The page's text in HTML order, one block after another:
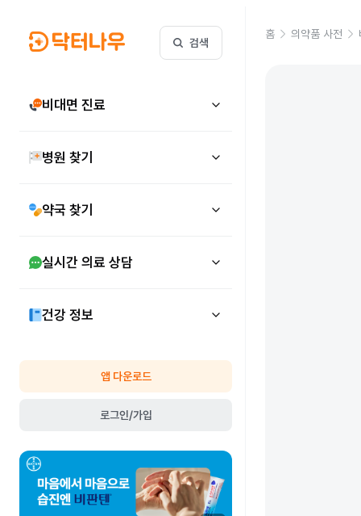
검색
비대면 진료
병원 찾기
약국 찾기
실시간 의료 상담
건강 정보
앱 다운로드
로그인/가입
홈 의약품 사전